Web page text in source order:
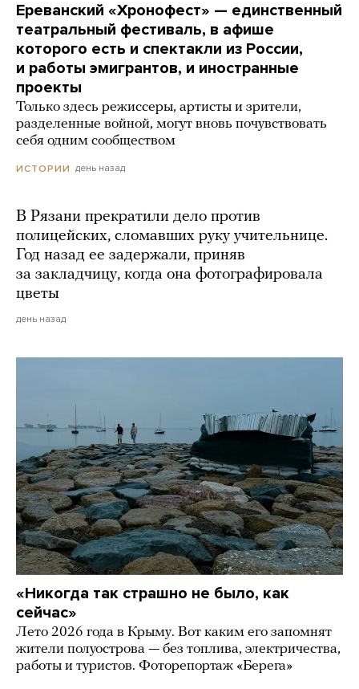
Ереванский «Хронофест» — единственный
театральный фестиваль, в афише
которого есть и спектакли из России,
и работы эмигрантов, и иностранные
проекты
Только здесь режиссеры, артисты и зрители,
разделенные войной, могут вновь почувствовать
себя одним сообществом
ИСТОРИИ день назад
В Рязани прекратили дело против
полицейских, сломавших руку учительнице.
Год назад ее задержали, приняв
за закладчицу, когда она фотографировала
цветы
день назад
«Никогда так страшно не было, как
сейчас»
Лето 2026 года в Крыму. Вот каким его запомнят
жители полуострова — без топлива, электричества,
работы и туристов. Фоторепортаж «Берега»